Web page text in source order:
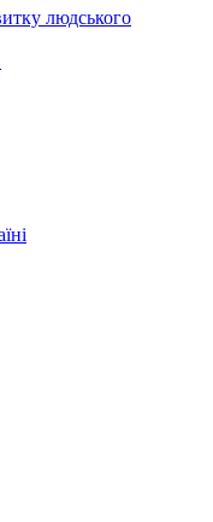
людського